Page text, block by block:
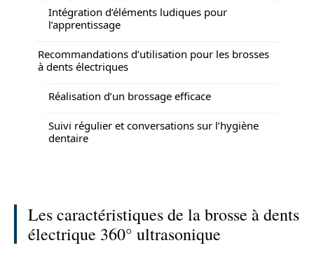
Intégration d’éléments ludiques pour
l’apprentissage
Recommandations d’utilisation pour les brosses
à dents électriques
Réalisation d’un brossage efficace
Suivi régulier et conversations sur l’hygiène
dentaire
Les caractéristiques de la brosse à dents
électrique 360° ultrasonique